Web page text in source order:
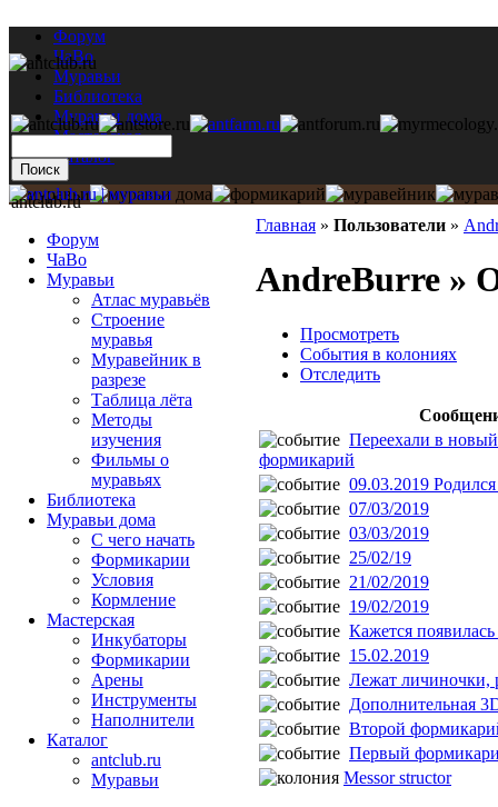
Форум
ЧаВо
Муравьи
Библиотека
Муравьи дома
Мастерская
Каталог
Главная » Пользователи »
AndreBurre »
Просмотреть
События в колониях
Отследить
Переехали в
формикарий
09.03.2019
07/03/2019
03/03/2019
25/02/19
21/02/2019
19/02/2019
Кажется
15.02.2019
Лежат личиночки,
Дополнительная
Второй
Первый
Messor structor
antclub.ru
Форум
ЧаВо
Муравьи
Атлас муравьёв
Строение
муравья
Муравейник в
разрезе
Таблица лёта
Методы
изучения
Фильмы о
муравьях
Библиотека
Муравьи дома
С чего начать
Формикарии
Условия
Кормление
Мастерская
Инкубаторы
Формикарии
Арены
Инструменты
Наполнители
Каталог
antclub.ru
Муравьи